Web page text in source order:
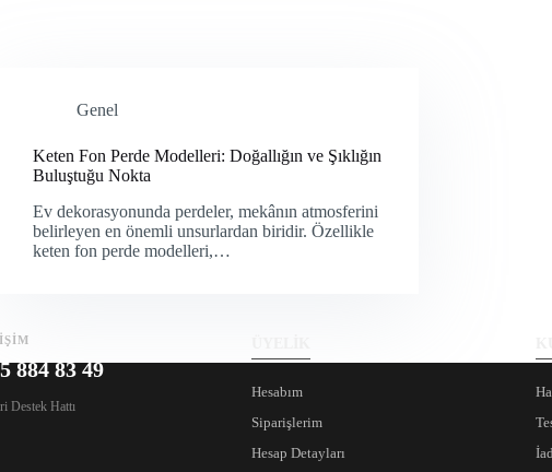
Genel
Keten Fon Perde Modelleri: Doğallığın ve Şıklığın
Buluştuğu Nokta
Ev dekorasyonunda perdeler, mekânın atmosferini
belirleyen en önemli unsurlardan biridir. Özellikle
keten fon perde modelleri,…
884 83 49
Destek Hattı
Hesabım
Siparişlerim
Hesap Detayları